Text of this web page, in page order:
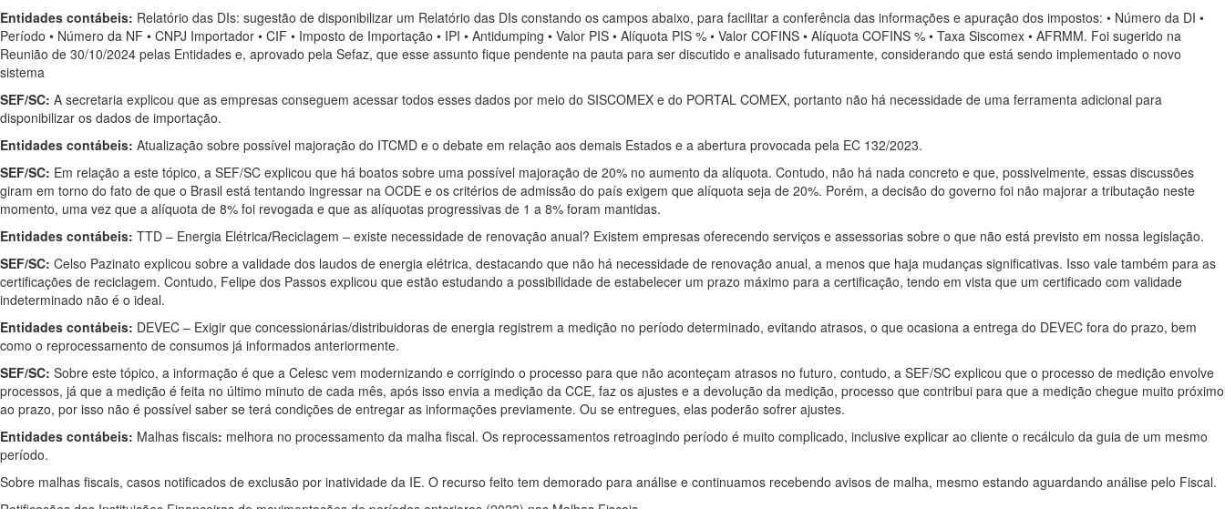
Entidades contábeis: Relatório das DIs: sugestão de disponibilizar um Relatório das DIs constando os campos abaixo, para facilitar a conferência das informações e apuração dos impostos: • Número da DI •
Período • Número da NF • CNPJ Importador • CIF • Imposto de Importação • IPI • Antidumping • Valor PIS • Alíquota PIS % • Valor COFINS • Alíquota COFINS % • Taxa Siscomex • AFRMM. Foi sugerido na
Reunião de 30/10/2024 pelas Entidades e, aprovado pela Sefaz, que esse assunto fique pendente na pauta para ser discutido e analisado futuramente, considerando que está sendo implementado o novo
sistema
SEF/SC: A secretaria explicou que as empresas conseguem acessar todos esses dados por meio do SISCOMEX e do PORTAL COMEX, portanto não há necessidade de uma ferramenta adicional para
disponibilizar os dados de importação.
Entidades contábeis: Atualização sobre possível majoração do ITCMD e o debate em relação aos demais Estados e a abertura provocada pela EC 132/2023.
SEF/SC: Em relação a este tópico, a SEF/SC explicou que há boatos sobre uma possível majoração de 20% no aumento da alíquota. Contudo, não há nada concreto e que, possivelmente, essas discussões
giram em torno do fato de que o Brasil está tentando ingressar na OCDE e os critérios de admissão do país exigem que alíquota seja de 20%. Porém, a decisão do governo foi não majorar a tributação neste
momento, uma vez que a alíquota de 8% foi revogada e que as alíquotas progressivas de 1 a 8% foram mantidas.
Entidades contábeis: TTD – Energia Elétrica/Reciclagem – existe necessidade de renovação anual? Existem empresas oferecendo serviços e assessorias sobre o que não está previsto em nossa legislação.
SEF/SC: Celso Pazinato explicou sobre a validade dos laudos de energia elétrica, destacando que não há necessidade de renovação anual, a menos que haja mudanças significativas. Isso vale também para as
certificações de reciclagem. Contudo, Felipe dos Passos explicou que estão estudando a possibilidade de estabelecer um prazo máximo para a certificação, tendo em vista que um certificado com validade
indeterminado não é o ideal.
Entidades contábeis: DEVEC – Exigir que concessionárias/distribuidoras de energia registrem a medição no período determinado, evitando atrasos, o que ocasiona a entrega do DEVEC fora do prazo, bem
como o reprocessamento de consumos já informados anteriormente.
SEF/SC: Sobre este tópico, a informação é que a Celesc vem modernizando e corrigindo o processo para que não aconteçam atrasos no futuro, contudo, a SEF/SC explicou que o processo de medição envolve
processos, já que a medição é feita no último minuto de cada mês, após isso envia a medição da CCE, faz os ajustes e a devolução da medição, processo que contribui para que a medição chegue muito próximo
ao prazo, por isso não é possível saber se terá condições de entregar as informações previamente. Ou se entregues, elas poderão sofrer ajustes.
Entidades contábeis: Malhas fiscais: melhora no processamento da malha fiscal. Os reprocessamentos retroagindo período é muito complicado, inclusive explicar ao cliente o recálculo da guia de um mesmo
período.
Sobre malhas fiscais, casos notificados de exclusão por inatividade da IE. O recurso feito tem demorado para análise e continuamos recebendo avisos de malha, mesmo estando aguardando análise pelo Fiscal.